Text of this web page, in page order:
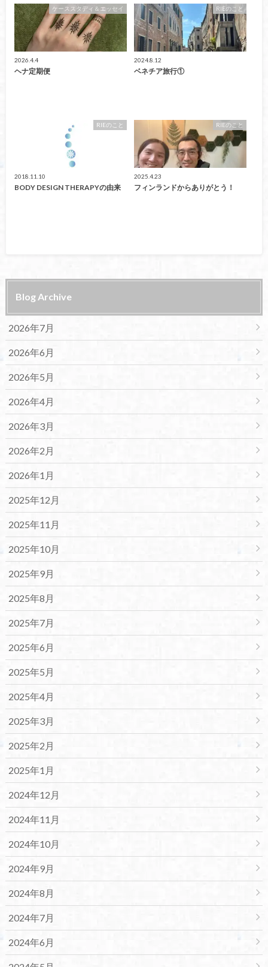
ケーススタディ＆エッセイ
2026.4.4
ヘナ定期便
RIEのこと
2024.8.12
ベネチア旅行①
RIEのこと
2018.11.10
BODY DESIGN THERAPYの由来
RIEのこと
2025.4.23
フィンランドからありがとう！
Blog Archive
2026年7月
2026年6月
2026年5月
2026年4月
2026年3月
2026年2月
2026年1月
2025年12月
2025年11月
2025年10月
2025年9月
2025年8月
2025年7月
2025年6月
2025年5月
2025年4月
2025年3月
2025年2月
2025年1月
2024年12月
2024年11月
2024年10月
2024年9月
2024年8月
2024年7月
2024年6月